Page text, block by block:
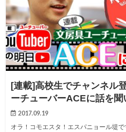
[連載]高校生でチャンネル
ーチューバーACEに話を聞
2017.09.19
オラ！コモエスタ！エスパニョール堤